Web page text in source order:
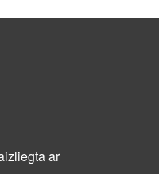
ar